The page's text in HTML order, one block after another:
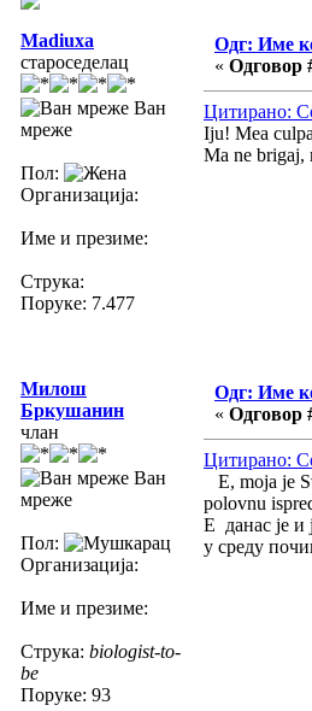
Madiuxa
староседелац
Ван
мреже
Пол:
Организација:
Име и презиме:
Струка:
Поруке: 7.477
Одг: Име
« Одговор
Цитирано:
Iju! Mea
Ma ne brigaj,
Милош
Бркушанин
члан
Ван
мреже
Пол:
Организација:
Име и презиме:
Струка: biologist-to-
be
Поруке: 93
Одг: Име
« Одговор
Цитирано:
E, moja je
polovnu
Е данас је и
у среду